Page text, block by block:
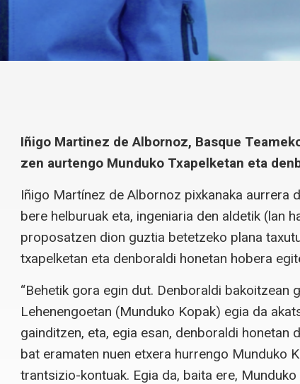
Iñigo Martinez de Albornoz, Basque
zen aurtengo Munduko Txapelketan eta
Iñigo Martínez de Albornoz pixkanaka aurrera
bere helburuak eta, ingeniaria den aldetik (lan
proposatzen dion guztia betetzeko plana
txapelketan eta denboraldi honetan hobera
“Behetik gora egin dut. Denboraldi
Lehenengoetan (Munduko Kopak) egia da
gainditzen, eta, egia esan, denboraldi
bat eramaten nuen etxera hurrengo Munduko
trantsizio-kontuak. Egia da, baita ere,